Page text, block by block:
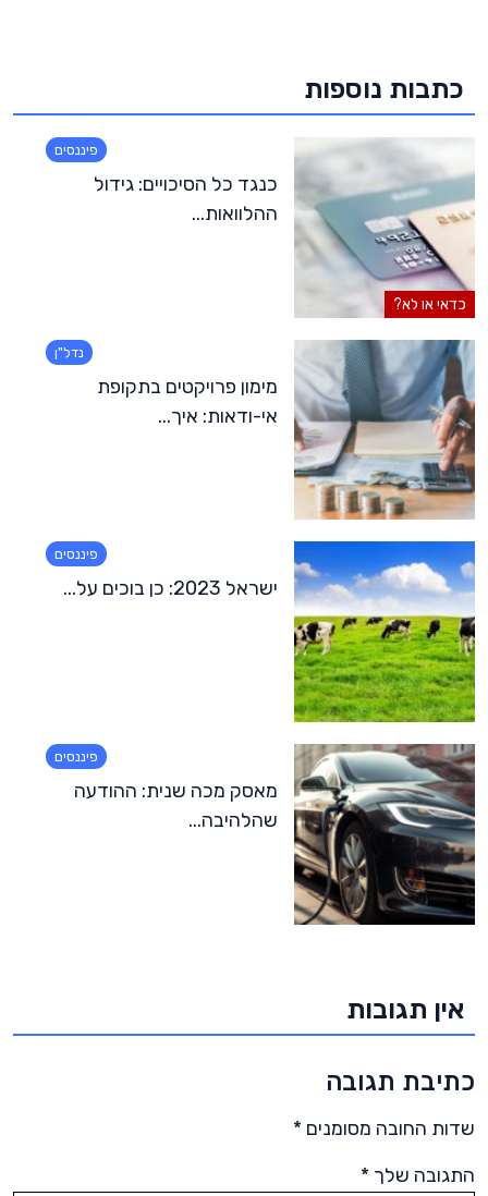
כתבות נוספות
פיננסים
כדאי או לא?
כנגד כל הסיכויים: גידול
ההלוואות...
נדל"ן
מימון פרויקטים בתקופת
אי-ודאות: איך...
פיננסים
ישראל 2023: כן בוכים על...
פיננסים
מאסק מכה שנית: ההודעה
שהלהיבה...
אין תגובות
כתיבת תגובה
שדות החובה מסומנים *
התגובה שלך *